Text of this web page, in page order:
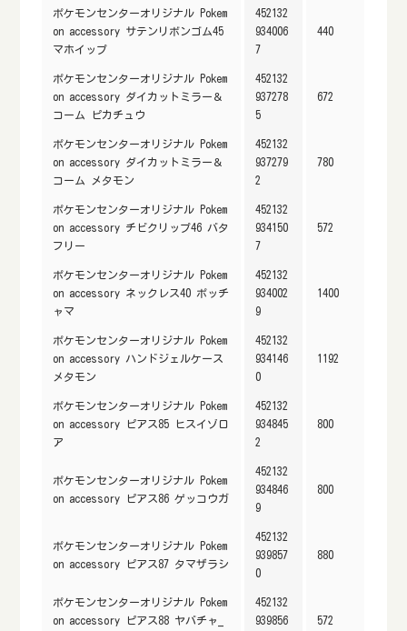
ポケモンセンターオリジナル Pokem
on accessory サテンリボンゴム45
マホイップ
452132
934006
7
440
ポケモンセンターオリジナル Pokem
on accessory ダイカットミラー＆
コーム ピカチュウ
452132
937278
5
672
ポケモンセンターオリジナル Pokem
on accessory ダイカットミラー＆
コーム メタモン
452132
937279
2
780
ポケモンセンターオリジナル Pokem
on accessory チビクリップ46 バタ
フリー
452132
934150
7
572
ポケモンセンターオリジナル Pokem
on accessory ネックレス40 ポッチ
ャマ
452132
934002
9
1400
ポケモンセンターオリジナル Pokem
on accessory ハンドジェルケース
メタモン
452132
934146
0
1192
ポケモンセンターオリジナル Pokem
on accessory ピアス85 ヒスイゾロ
ア
452132
934845
2
800
ポケモンセンターオリジナル Pokem
on accessory ピアス86 ゲッコウガ
452132
934846
9
800
ポケモンセンターオリジナル Pokem
on accessory ピアス87 タマザラシ
452132
939857
0
880
ポケモンセンターオリジナル Pokem
on accessory ピアス88 ヤバチャ_
452132
939856
572